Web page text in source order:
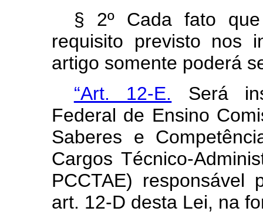
§ 2º Cada fato
requisito previsto
artigo somente poderá
“Art. 12-E. Será
Federal de Ensino
Saberes e
Cargos Técnico-
PCCTAE) responsável
art. 12-D desta Lei, na